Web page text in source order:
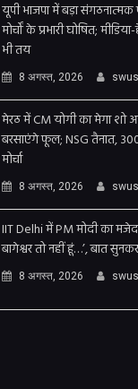
यूपी भाजपा में बड़ा
मोर्चों के प्रभारी घोषित;
भी तय
8 अगस्त, 2026
मेरठ में CM योगी का मेगा शो
बरसाएंगे फूल; NSG तैनात,
मोर्चा
8 अगस्त, 2026
IIT Delhi में PM मोदी का
बागेश्वर तो नहीं हूं…’, बात
8 अगस्त, 2026